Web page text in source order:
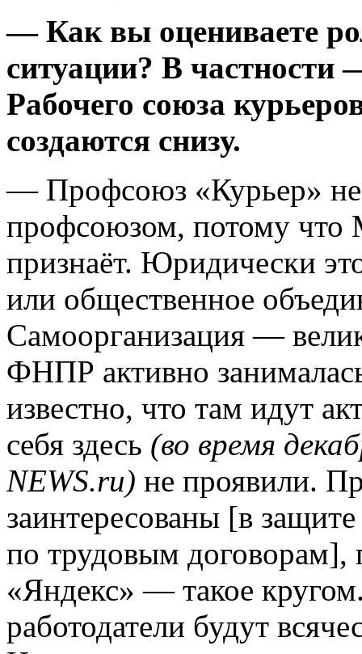
— Как вы оцениваете
ситуации? В
Рабочего союза
создаются снизу.
— Профсоюз «Курьер» не
профсоюзом, потому что
признаёт. Юридически
или общественное
Самоорганизация —
ФНПР активно
известно, что там идут
себя здесь (во время
NEWS.ru) не проявили.
заинтересованы [в
по трудовым договорам],
«Яндекс» — такое
работодатели будут